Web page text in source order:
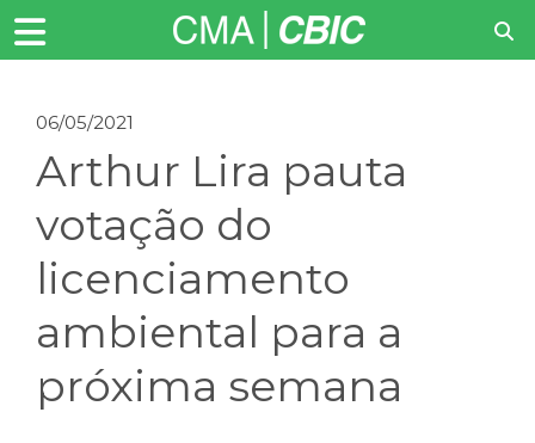
06/05/2021
Arthur Lira pauta
votação do
licenciamento
ambiental para a
próxima semana